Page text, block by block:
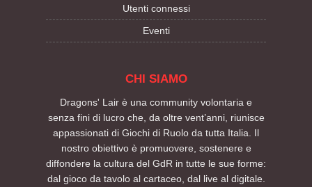
Utenti connessi
Eventi
CHI SIAMO
Dragons' Lair è una community volontaria e
senza fini di lucro che, da oltre vent’anni, riunisce
appassionati di Giochi di Ruolo da tutta Italia. Il
nostro obiettivo è promuovere, sostenere e
diffondere la cultura del GdR in tutte le sue forme:
dal gioco da tavolo al cartaceo, dal live al digitale.